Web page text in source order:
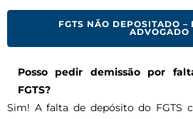
FGTS NÃO DEPOSITADO –
ADVOGADO
Posso pedir demissão por
FGTS?
Sim! A falta de depósito do FGTS